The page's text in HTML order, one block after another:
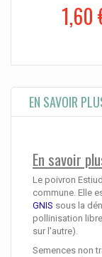
1,60
EN SAVOIR
En savoir
Le poivron
commune. Elle
GNIS sous la
pollinisation
sur l'autre).
Semences non